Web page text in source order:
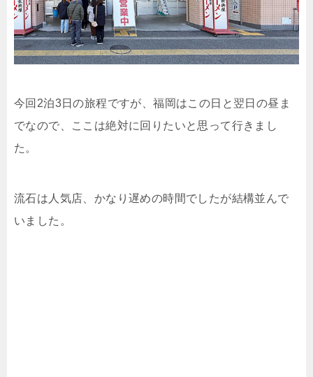
今回2泊3日の旅程ですが、福岡はこの日と翌日の昼ま
でなので、ここは絶対に回りたいと思って行きまし
た。
流石は人気店、かなり遅めの時間でしたが結構並んで
いました。